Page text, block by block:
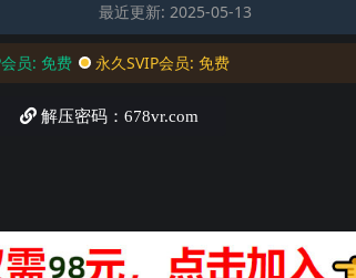
最近更新: 2025-05-13
员: 免费 永久SVIP会员: 免费
解压密码：678vr.com